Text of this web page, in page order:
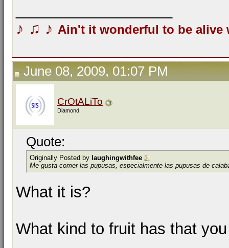
♪ ♫ ♪ Ain't it wonderful to be
June 08, 2009, 01:07 PM
CrOtALiTo
Diamond
Quote:
Originally Posted by laughingwithfee
Me gusta comer las pupusas, especialmente las pupusas de
What it is?
What kind to fruit has that